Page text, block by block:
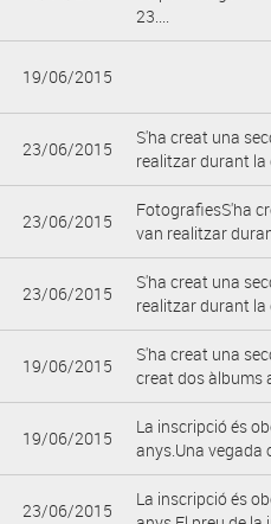
23....
19/06/2015
23/06/2015
S'ha creat una
realitzar durant la
23/06/2015
FotografiesS'ha
van realitzar
23/06/2015
S'ha creat una
realitzar durant la
19/06/2015
S'ha creat una
creat dos àlbums
19/06/2015
La inscripció és
anys.Una vegada
23/06/2015
La inscripció és